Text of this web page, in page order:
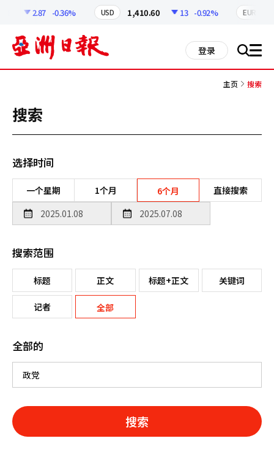
2.87 -0.36% USD 1,410.60 13 -0.92% EUR
登录 搜 all
主页 搜索
搜索
选择时间
一个星期 1个月 6个月 直接搜索
搜索范围
标题 正文 标题+正文 关键词
记者 全部
全部的
搜索